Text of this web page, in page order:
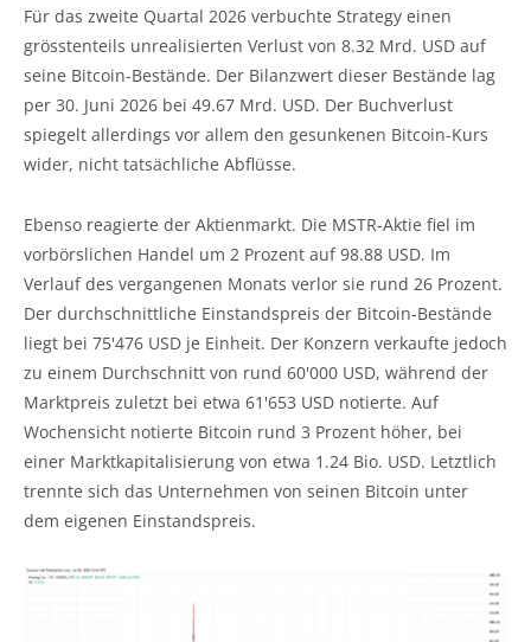
Für das zweite Quartal 2026 verbuchte Strategy einen
grösstenteils unrealisierten Verlust von 8.32 Mrd. USD auf
seine Bitcoin-Bestände. Der Bilanzwert dieser Bestände lag
per 30. Juni 2026 bei 49.67 Mrd. USD. Der Buchverlust
spiegelt allerdings vor allem den gesunkenen Bitcoin-Kurs
wider, nicht tatsächliche Abflüsse.
Ebenso reagierte der Aktienmarkt. Die MSTR-Aktie fiel im
vorbörslichen Handel um 2 Prozent auf 98.88 USD. Im
Verlauf des vergangenen Monats verlor sie rund 26 Prozent.
Der durchschnittliche Einstandspreis der Bitcoin-Bestände
liegt bei 75'476 USD je Einheit. Der Konzern verkaufte jedoch
zu einem Durchschnitt von rund 60'000 USD, während der
Marktpreis zuletzt bei etwa 61'653 USD notierte. Auf
Wochensicht notierte Bitcoin rund 3 Prozent höher, bei
einer Marktkapitalisierung von etwa 1.24 Bio. USD. Letztlich
trennte sich das Unternehmen von seinen Bitcoin unter
dem eigenen Einstandspreis.